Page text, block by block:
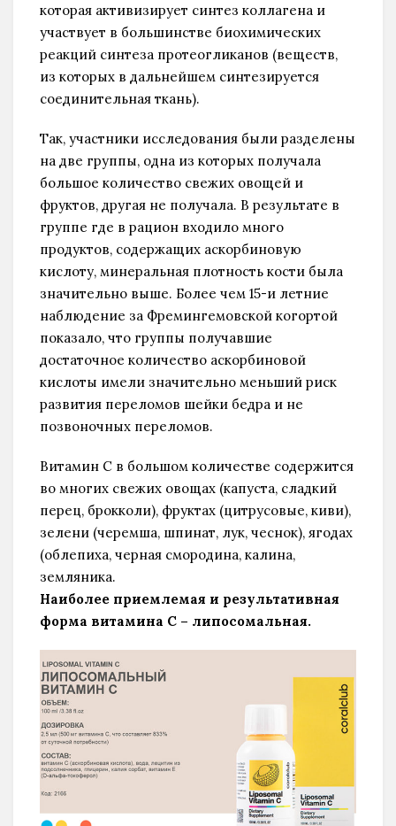
которая активизирует синтез коллагена и
участвует в большинстве биохимических
реакций синтеза протеогликанов (веществ,
из которых в дальнейшем синтезируется
соединительная ткань).
Так, участники исследования были разделены
на две группы, одна из которых получала
большое количество свежих овощей и
фруктов, другая не получала. В результате в
группе где в рацион входило много
продуктов, содержащих аскорбиновую
кислоту, минеральная плотность кости была
значительно выше. Более чем 15-и летние
наблюдение за Фремингемовской когортой
показало, что группы получавшие
достаточное количество аскорбиновой
кислоты имели значительно меньший риск
развития переломов шейки бедра и не
позвоночных переломов.
Витамин С в большом количестве содержится
во многих свежих овощах (капуста, сладкий
перец, брокколи), фруктах (цитрусовые, киви),
зелени (черемша, шпинат, лук, чеснок), ягодах
(облепиха, черная смородина, калина,
земляника.
Наиболее приемлемая и результативная
форма витамина С – липосомальная.